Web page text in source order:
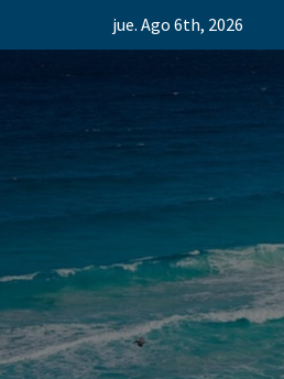
jue. Ago 6th, 2026